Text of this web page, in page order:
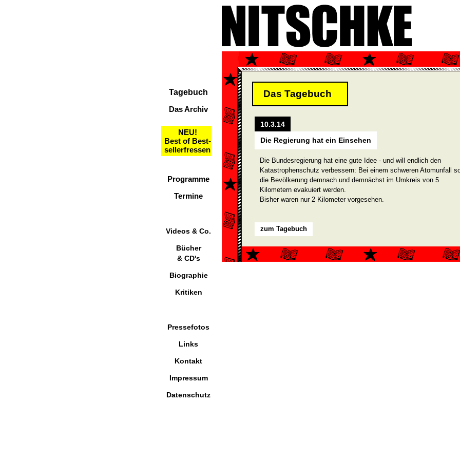
Tagebuch
Das Archiv
NEU!
Best of Best-
sellerfressen
Programme
Termine
Videos & Co.
Bücher
& CD's
Biographie
Kritiken
Pressefotos
Links
Kontakt
Impressum
Datenschutz
Das Tagebuch
10.3.14
Die Regierung hat ein Einsehen
Die Bundesregierung hat eine gute Idee - und will endlich den
Katastrophenschutz verbessern: Bei einem schweren Atomunfall
die Bevölkerung demnach und demnächst im Umkreis von 5
Kilometern evakuiert werden.
Bisher waren nur 2 Kilometer vorgesehen.
zum Tagebuch